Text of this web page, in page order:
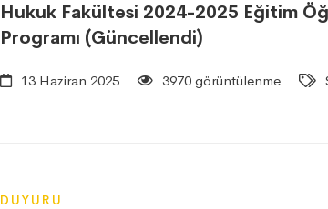
Hukuk Fakültesi 2024-2025 Eğitim
Programı (Güncellendi)
13 Haziran 2025 3970 görüntülenme
DUYURU